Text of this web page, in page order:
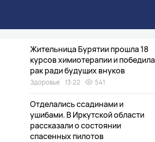
Общество 13:41 432
Жительница Бурятии прошла 18
курсов химиотерапии и победила
рак ради будущих внуков
Здоровье 13:22 541
Отделались ссадинами и
ушибами. В Иркутской области
рассказали о состоянии
спасенных пилотов